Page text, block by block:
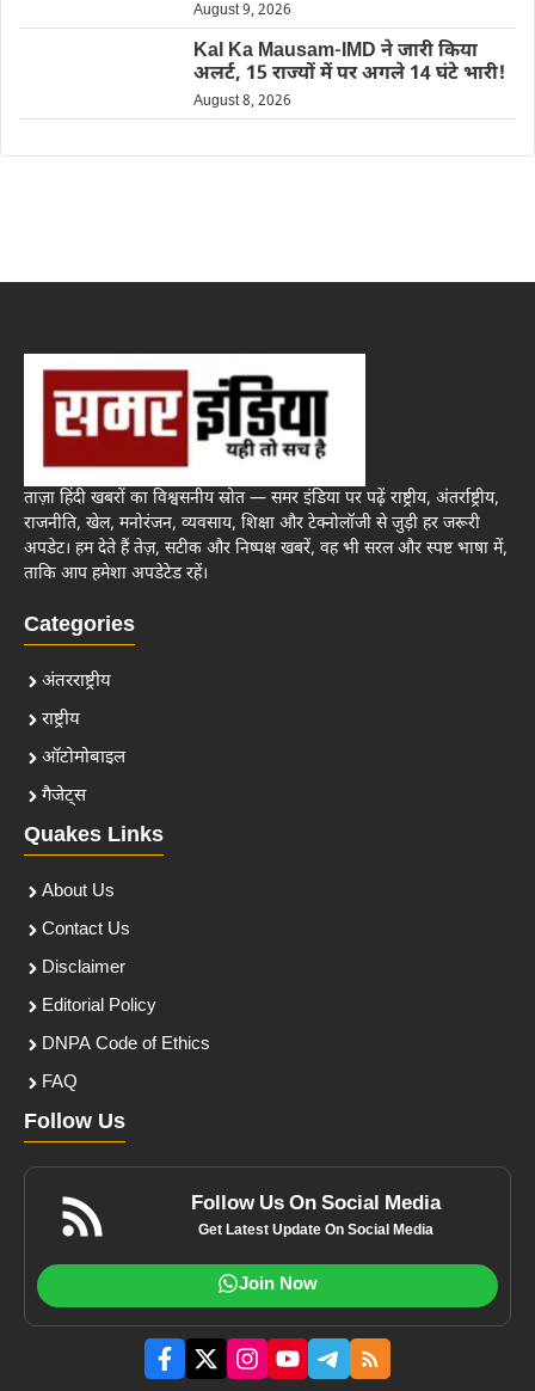
August 9, 2026
Kal Ka Mausam-IMD ने जारी किया
अलर्ट, 15 राज्यों में पर अगले 14 घंटे भारी!
August 8, 2026
ताज़ा हिंदी खबरों का विश्वसनीय स्रोत — समर इंडिया पर पढ़ें राष्ट्रीय, अंतर्राष्ट्रीय,
राजनीति, खेल, मनोरंजन, व्यवसाय, शिक्षा और टेक्नोलॉजी से जुड़ी हर जरूरी
अपडेट। हम देते हैं तेज़, सटीक और निष्पक्ष खबरें, वह भी सरल और स्पष्ट भाषा में,
ताकि आप हमेशा अपडेटेड रहें।
Categories
अंतरराष्ट्रीय
राष्ट्रीय
ऑटोमोबाइल
गैजेट्स
Quakes Links
About Us
Contact Us
Disclaimer
Editorial Policy
DNPA Code of Ethics
FAQ
Follow Us
Follow Us On Social Media
Get Latest Update On Social Media
Join Now